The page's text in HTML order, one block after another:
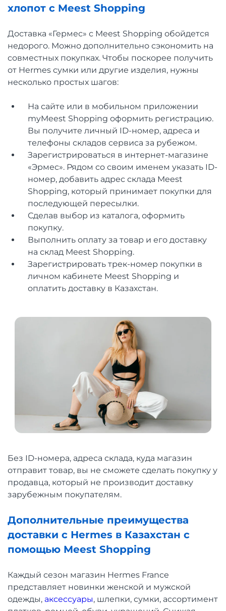
хлопот с Meest Shopping
Доставка «Гермес» с Meest Shopping обойдется
недорого. Можно дополнительно сэкономить на
совместных покупках. Чтобы поскорее получить
от Hermes сумки или другие изделия, нужны
несколько простых шагов:
На сайте или в мобильном приложении
myMeest Shopping оформить регистрацию.
Вы получите личный ID-номер, адреса и
телефоны складов сервиса за рубежом.
Зарегистрироваться в интернет-магазине
«Эрмес». Рядом со своим именем указать ID-
номер, добавить адрес склада Meest
Shopping, который принимает покупки для
последующей пересылки.
Сделав выбор из каталога, оформить
покупку.
Выполнить оплату за товар и его доставку
на склад Meest Shopping.
Зарегистрировать трек-номер покупки в
личном кабинете Meest Shopping и
оплатить доставку в Казахстан.
Без ID-номера, адреса склада, куда магазин
отправит товар, вы не сможете сделать покупку у
продавца, который не производит доставку
зарубежным покупателям.
Дополнительные преимущества
доставки с Hermes в Казахстан с
помощью Meest Shopping
Каждый сезон магазин Hermes France
представляет новинки женской и мужской
одежды, аксессуары, шлепки, сумки, ассортимент